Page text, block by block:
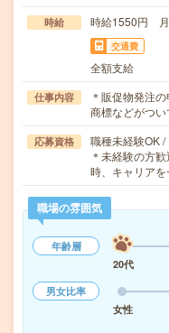
時給 時給1550円 月
交通費
全額支給
仕事内容
＊販促物発注
商標などがつ
応募資格
職種未経験OK
＊未経験の方
時、キャリア
職場の雰囲気
年齢層
20代
男女比率
女性